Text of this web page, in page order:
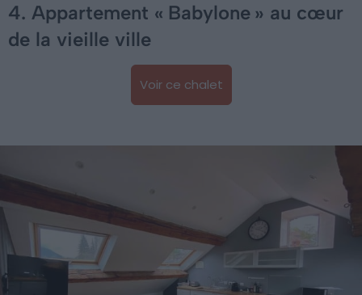
4. Appartement « Babylone » au cœur
de la vieille ville
Voir ce chalet